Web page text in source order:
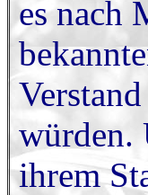
es nach
würden.
ihrem